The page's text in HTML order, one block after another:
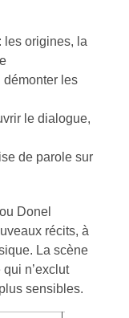
: les origines, la
démonter les
le dialogue,
de parole sur
Donel
récits, à
La scène
n’exclut
sensibles.